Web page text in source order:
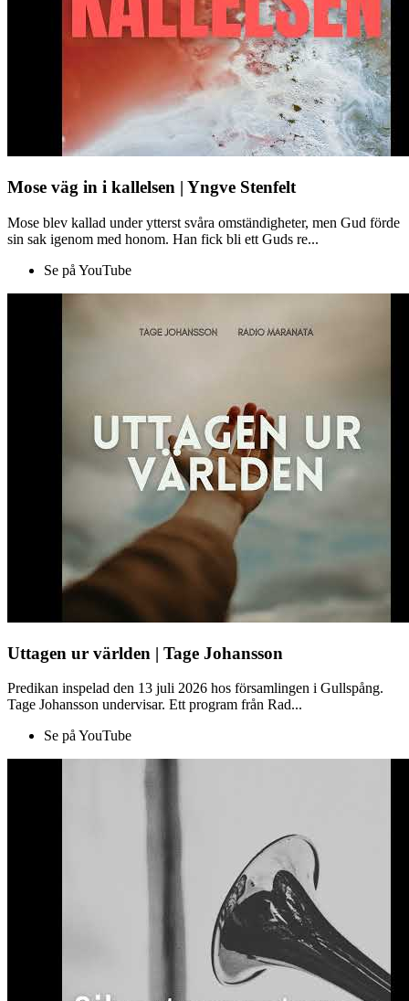
Mose väg in i kallelsen | Yngve Stenfelt
Mose blev kallad under ytterst svåra omständigheter, men Gud förde
sin sak igenom med honom. Han fick bli ett Guds re...
Se på YouTube
Uttagen ur världen | Tage Johansson
Predikan inspelad den 13 juli 2026 hos församlingen i Gullspång.
Tage Johansson undervisar. Ett program från Rad...
Se på YouTube